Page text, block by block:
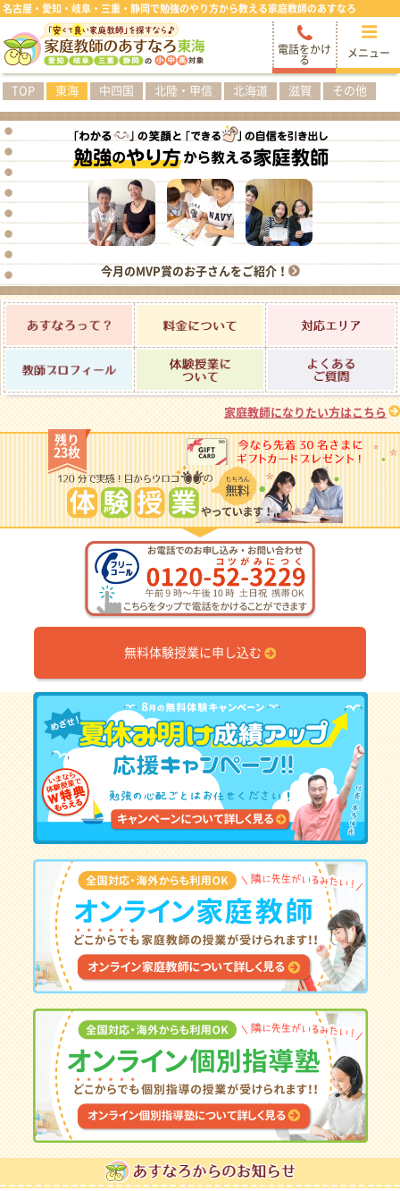
名古屋・愛知・岐阜・三重・静岡で勉強のやり方から教える家庭教師のあすなろ
電話をかけ
る
メニュー
TOP 東海 中四国 北陸・甲信 北海道 滋賀 その他
今月のMVP賞のお子さんをご紹介！
あすなろって？ 料金について 対応エ
体験授業について よくあ
家庭教師になりたい方はこちら
残り
23枚
無料体験授業に申し込む